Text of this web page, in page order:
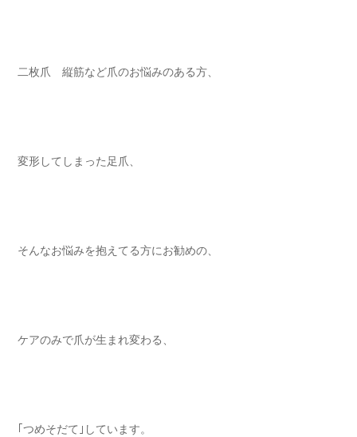
二枚爪 縦筋など爪のお悩みのある方⁡⁡⁡⁡、
変形してしまった足爪、 ⁡⁡⁡⁡
そんなお悩みを抱えてる方にお勧めの⁡、
ケアのみで爪が生まれ変わる⁡、
｢つめそだて｣しています。⁡